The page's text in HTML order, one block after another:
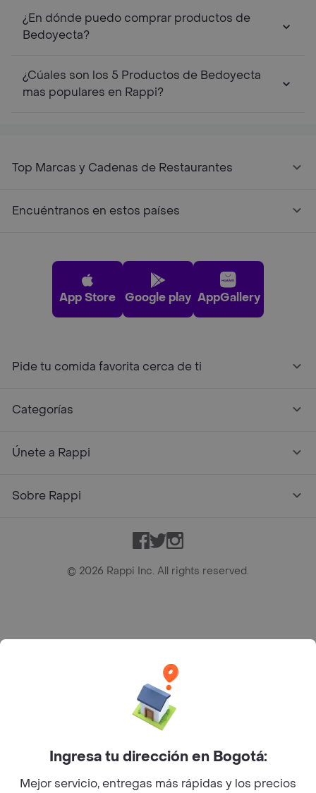
¿En dónde puedo comprar productos de
Bedoyecta?
¿Cúales son los 5 Productos de Bedoyecta
mas populares en Rappi?
Top Marcas y Cadenas de Restaurantes
Encuéntranos en estos países
App Store Google play AppGallery
Pide tu comida favorita cerca de ti
Categorías
Únete a Rappi
Sobre Rappi
Facebook
TwitterInstagram
© 2026 Rappi Inc. All rights reserved.
Bogotá D.C. --- notificacionesrappi@rappi.com
Ingresa tu dirección en Bogotá:
Mejor servicio, entregas más rápidas y los precios